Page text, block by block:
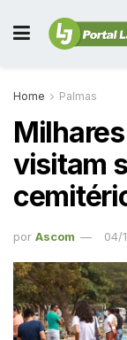
Home Palmas
visitam
por Ascom 04/